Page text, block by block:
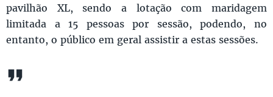
pavilhão XL, sendo a lotação com maridagem
limitada a 15 pessoas por sessão, podendo, no
entanto, o público em geral assistir a estas sessões.